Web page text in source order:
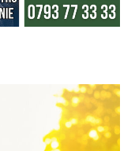
o soluție
pentru
de